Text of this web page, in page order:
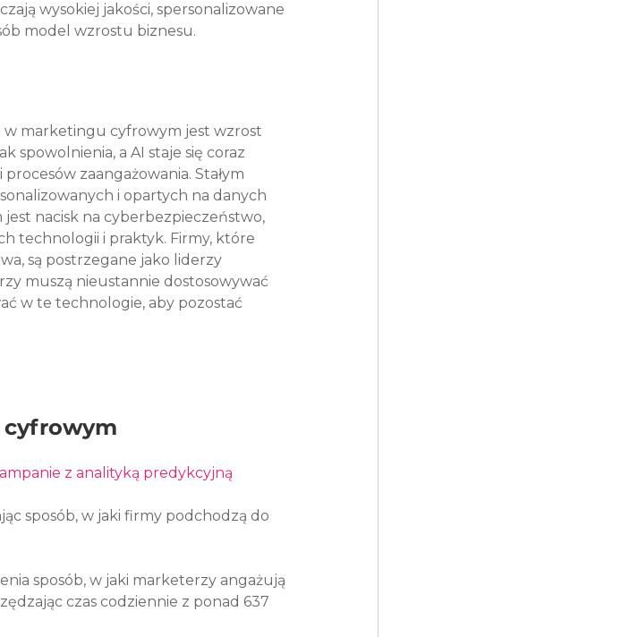
wysokiej jakości, spersonalizowane
model wzrostu biznesu.
marketingu cyfrowym jest wzrost
spowolnienia, a AI staje się coraz
zaangażowania. Stałym
i opartych na danych
nacisk na cyberbezpieczeństwo,
technologii i praktyk. Firmy, które
są postrzegane jako liderzy
muszą nieustannie dostosowywać
w te technologie, aby pozostać
cyfrowym
z analityką predykcyjną
sposób, w jaki firmy podchodzą do
sposób, w jaki marketerzy angażują
czas codziennie z ponad 637